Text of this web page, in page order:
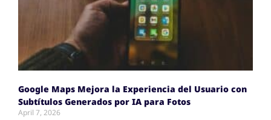
Google Maps Mejora la Experiencia del Usuario con
Subtítulos Generados por IA para Fotos
April 7, 2026